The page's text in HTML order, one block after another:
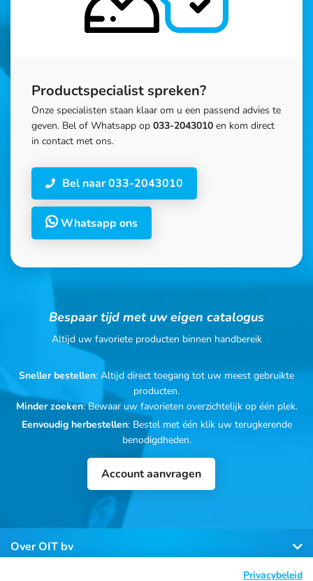
Productspecialist spreken?
Onze specialisten staan klaar om u een passend advies te
geven. Bel of Whatsapp op 033-2043010 en kom direct
in contact met ons.
Bel naar 033-2043010
Whatsapp ons
Bespaar tijd met uw eigen catalogus
Altijd uw favoriete producten binnen handbereik
Sneller bestellen: Altijd direct toegang tot uw meest gebruikte
producten.
Minder zoeken: Bewaar uw favorieten overzichtelijk op één plek.
Eenvoudig herbestellen: Bestel met één klik uw terugkerende
benodigdheden.
Account aanvragen
Over OIT bv
Privacybeleid